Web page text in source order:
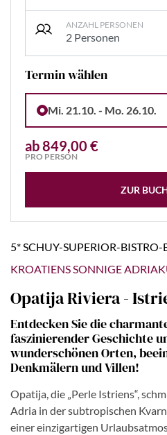
ANZAHL PERSONEN
2 Personen
Termin wählen
Mi. 21.10. - Mo. 26.10.
ab 849,00 €
PRO PERSON
ZUR
5* SCHUY-SUPERIOR-BISTRO-
KROATIENS SONNIGE
Opatija Riviera -
Entdecken Sie die
faszinierender Geschichte
wunderschönen Orten,
Denkmälern und Villen!
Opatija, die „Perle Istriens“,
Adria in der subtropischen
einer einzigartigen